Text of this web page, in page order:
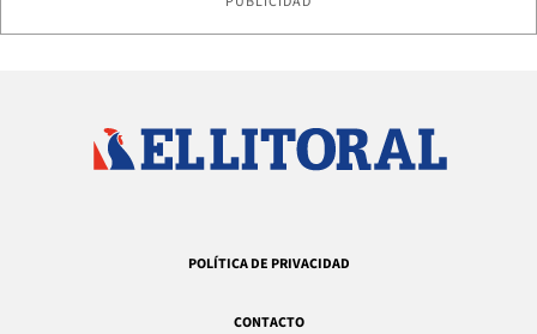
POLÍTICA DE PRIVACIDAD
CONTACTO